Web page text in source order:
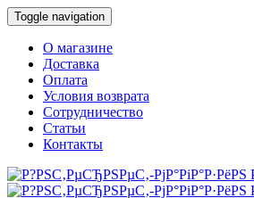
Toggle navigation
О магазине
Доставка
Оплата
Условия возврата
Сотрудничество
Статьи
Контакты